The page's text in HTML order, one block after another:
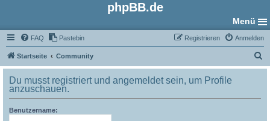
phpBB.de
Menü
FAQ Pastebin Anmelden
Registrieren
Startseite Community
u
Du musst registriert und angemeldet sein, um Profile
anzuschauen.
Benutzername: